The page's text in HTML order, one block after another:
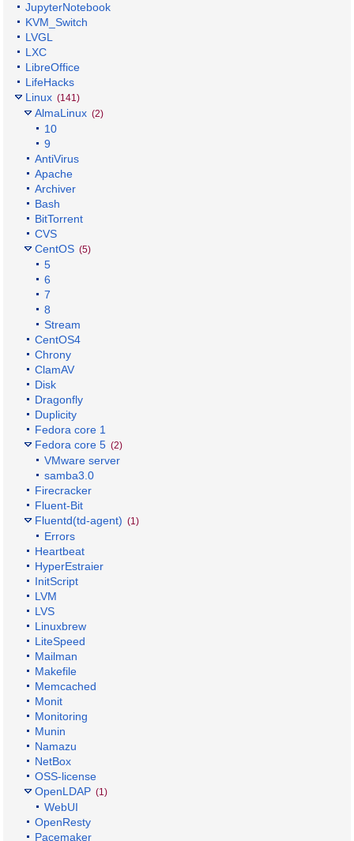
JupyterNotebook
KVM_Switch
LVGL
LXC
LibreOffice
LifeHacks
Linux (141)
AlmaLinux (2)
10
9
AntiVirus
Apache
Archiver
Bash
BitTorrent
CVS
CentOS (5)
5
6
7
8
Stream
CentOS4
Chrony
ClamAV
Disk
Dragonfly
Duplicity
Fedora core 1
Fedora core 5 (2)
VMware server
samba3.0
Firecracker
Fluent-Bit
Fluentd(td-agent) (1)
Errors
Heartbeat
HyperEstraier
InitScript
LVM
LVS
Linuxbrew
LiteSpeed
Mailman
Makefile
Memcached
Monit
Monitoring
Munin
Namazu
NetBox
OSS-license
OpenLDAP (1)
WebUI
OpenResty
Pacemaker